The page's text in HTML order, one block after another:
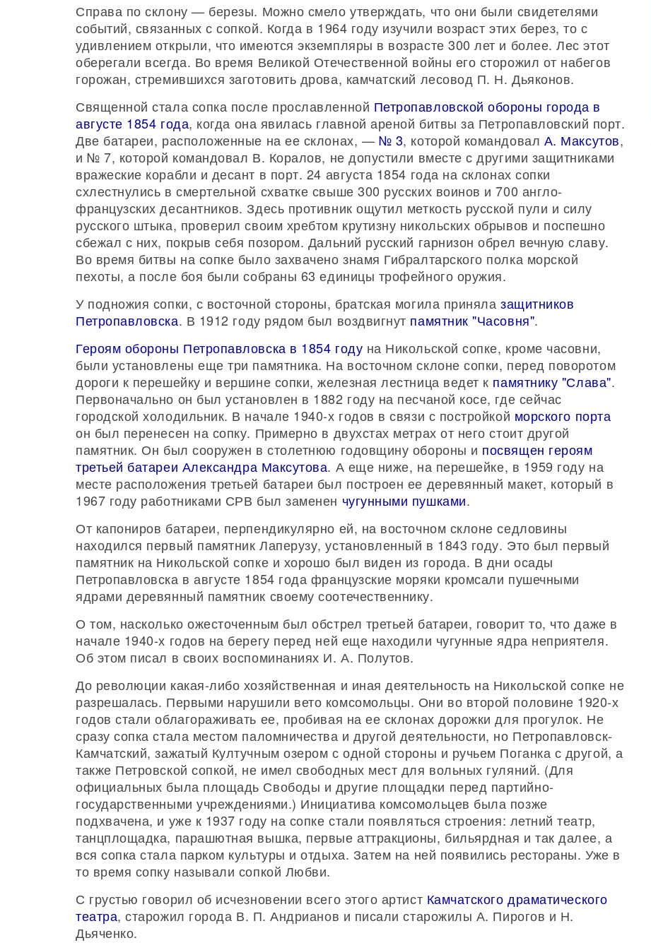
Справа по склону — березы. Можно смело утверждать, что они были свидетелями
событий, связанных с сопкой. Когда в 1964 году изучили возраст этих берез, то с
удивлением открыли, что имеются экземпляры в возрасте 300 лет и более. Лес этот
оберегали всегда. Во время Великой Отечественной войны его сторожил от набегов
горожан, стремившихся заготовить дрова, камчатский лесовод П. Н. Дьяконов.
Священной стала сопка после прославленной Петропавловской обороны города в
августе 1854 года, когда она явилась главной ареной битвы за Петропавловский порт.
Две батареи, расположенные на ее склонах, — № 3, которой командовал А. Максутов,
и № 7, которой командовал В. Коралов, не допустили вместе с другими защитниками
вражеские корабли и десант в порт. 24 августа 1854 года на склонах сопки
схлестнулись в смертельной схватке свыше 300 русских воинов и 700 англо-
французских десантников. Здесь противник ощутил меткость русской пули и силу
русского штыка, проверил своим хребтом крутизну никольских обрывов и поспешно
сбежал с них, покрыв себя позором. Дальний русский гарнизон обрел вечную славу.
Во время битвы на сопке было захвачено знамя Гибралтарского полка морской
пехоты, а после боя были собраны 63 единицы трофейного оружия.
У подножия сопки, с восточной стороны, братская могила принялазащитников
Петропавловска. В 1912 году рядом был воздвигнут памятник "Часовня".
Героям обороны Петропавловска в 1854 году на Никольской сопке, кроме часовни,
были установлены еще три памятника. На восточном склоне сопки, перед поворотом
дороги к перешейку и вершине сопки, железная лестница ведет к памятнику "Слава".
Первоначально он был установлен в 1882 году на песчаной косе, где сейчас
городской холодильник. В начале 1940-х годов в связи с постройкой морского порта
он был перенесен на сопку. Примерно в двухстах метрах от него стоит другой
памятник. Он был сооружен в столетнюю годовщину обороны и посвящен героям
третьей батареи Александра Максутова. А еще ниже, на перешейке, в 1959 году на
месте расположения третьей батареи был построен ее деревянный макет, который в
1967 году работниками СРВ был заменен чугунными пушками.
От капониров батареи, перпендикулярно ей, на восточном склоне седловины
находился первый памятник Лаперузу, установленный в 1843 году. Это был первый
памятник на Никольской сопке и хорошо был виден из города. В дни осады
Петропавловска в августе 1854 года французские моряки кромсали пушечными
ядрами деревянный памятник своему соотечественнику.
О том, насколько ожесточенным был обстрел третьей батареи, говорит то, что даже в
начале 1940-х годов на берегу перед ней еще находили чугунные ядра неприятеля.
Об этом писал в своих воспоминаниях И. А. Полутов.
До революции какая-либо хозяйственная и иная деятельность на Никольской сопке не
разрешалась. Первыми нарушили вето комсомольцы. Они во второй половине 1920-х
годов стали облагораживать ее, пробивая на ее склонах дорожки для прогулок. Не
сразу сопка стала местом паломничества и другой деятельности, но Петропавловск-
Камчатский, зажатый Култучным озером с одной стороны и ручьем Поганка с другой, а
также Петровской сопкой, не имел свободных мест для вольных гуляний. (Для
официальных была площадь Свободы и другие площадки перед партийно-
государственными учреждениями.) Инициатива комсомольцев была позже
подхвачена, и уже к 1937 году на сопке стали появляться строения: летний театр,
танцплощадка, парашютная вышка, первые аттракционы, бильярдная и так далее, а
вся сопка стала парком культуры и отдыха. Затем на ней появились рестораны. Уже в
то время сопку называли сопкой Любви.
С грустью говорил об исчезновении всего этого артист Камчатского драматического
театра, старожил города В. П. Андрианов и писали старожилы А. Пирогов и Н.
Дьяченко.